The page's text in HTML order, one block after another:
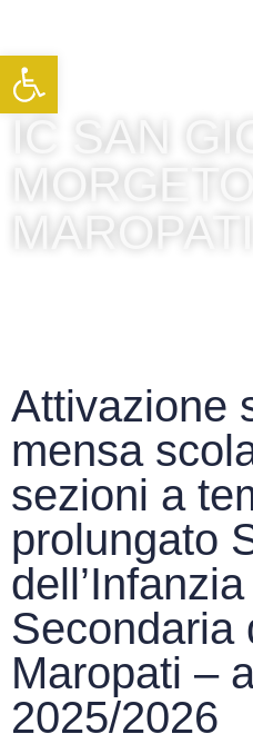
IC SAN
MORGETO
MAROPATI
Attivazione
mensa
sezioni a
prolungato
Secondaria
Maropati –
2025/2026
Apri la barra degli strumenti